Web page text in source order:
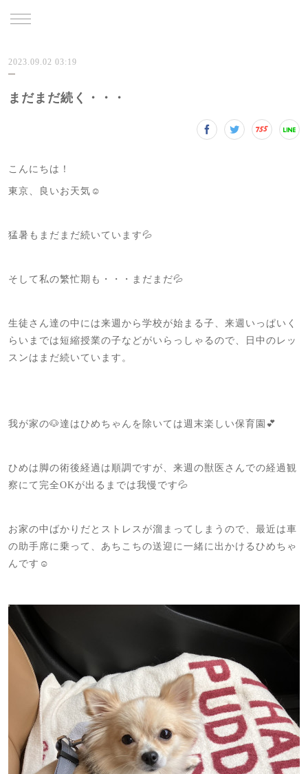
2023.09.02 03:19
まだまだ続く・・・
こんにちは！
東京、良いお天気☺️
猛暑もまだまだ続いています💦
そして私の繁忙期も・・・まだまだ💦
生徒さん達の中には来週から学校が始まる子、来週いっぱいく
らいまでは短縮授業の子などがいらっしゃるので、日中のレッ
スンはまだ続いています。
我が家の🐶達はひめちゃんを除いては週末楽しい保育園💕
ひめは脚の術後経過は順調ですが、来週の獣医さんでの経過観
察にて完全OKが出るまでは我慢です💦
お家の中ばかりだとストレスが溜まってしまうので、最近は車
の助手席に乗って、あちこちの送迎に一緒に出かけるひめちゃ
んです☺️